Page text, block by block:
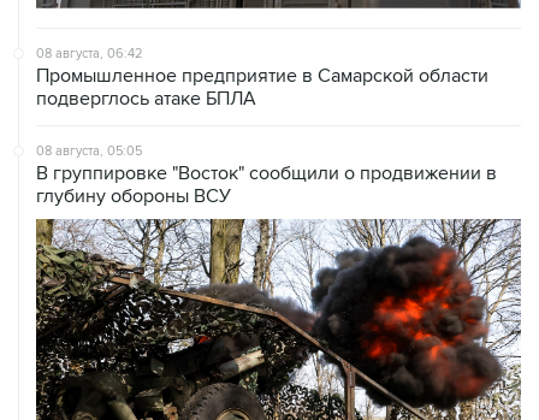
08 августа, 06:42
Промышленное предприятие в Самарской области
подверглось атаке БПЛА
08 августа, 05:05
В группировке "Восток" сообщили о продвижении в
глубину обороны ВСУ